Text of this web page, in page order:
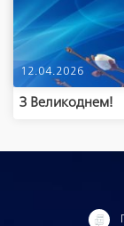
12.04.2026
З Великоднем!